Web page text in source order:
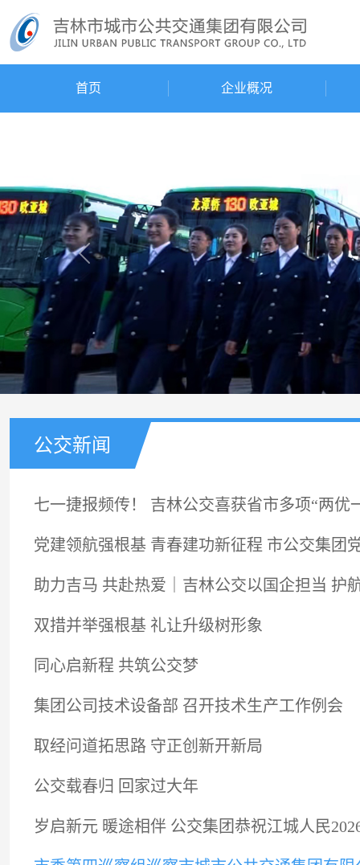
首页 企业概况
Previous
公交新闻
七一捷报频传！ 吉林公交喜获省市多项“两优
党建领航强根基 青春建功新征程 市公交集团
助力吉马 共赴热爱｜吉林公交以国企担当 护
双措并举强根基 礼让升级树形象
同心启新程 共筑公交梦
集团公司技术设备部 召开技术生产工作例会
取经问道拓思路 守正创新开新局
公交载春归 回家过大年
岁启新元 暖途相伴 公交集团恭祝江城人民